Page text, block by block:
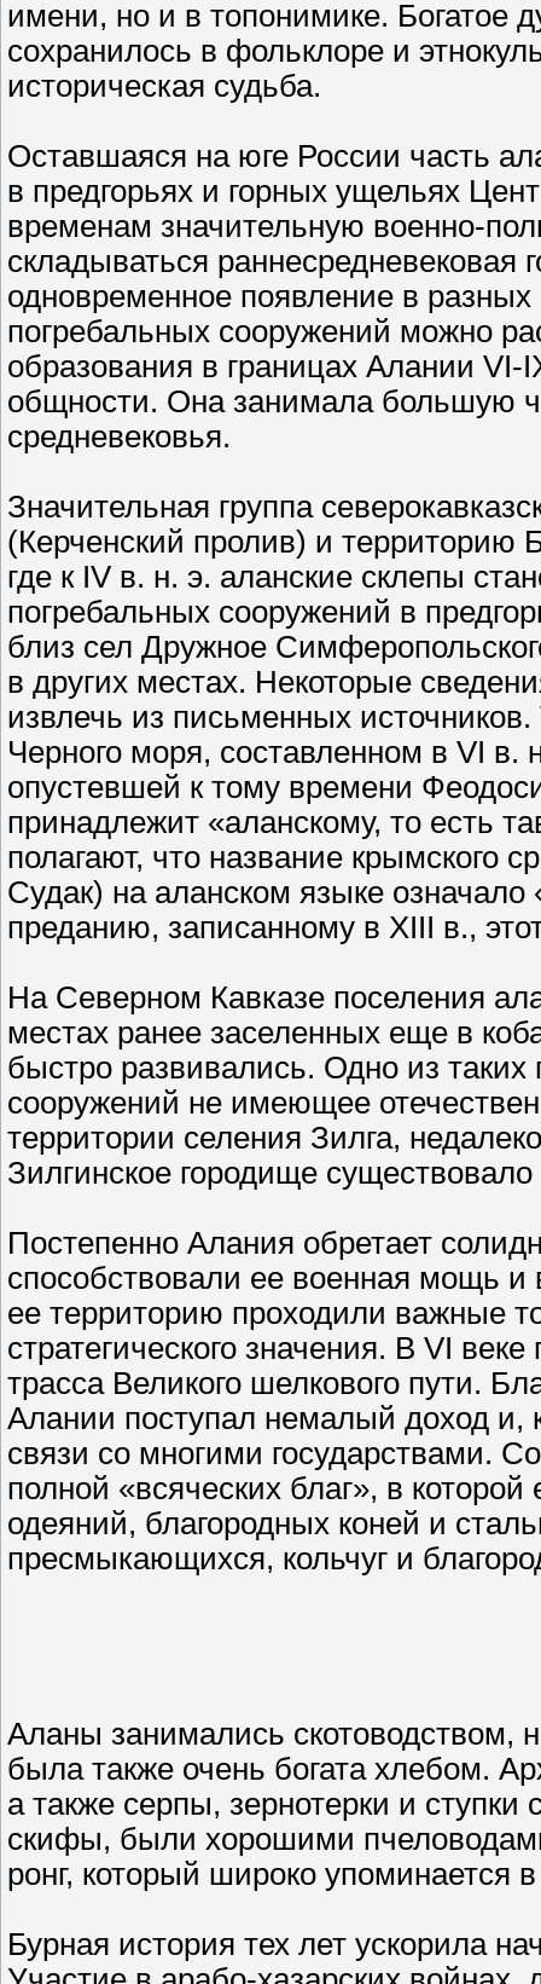
имени, но и в топонимике. Богатое
сохранилось в фольклоре и
историческая судьба.
Оставшаяся на юге России часть
в предгорьях и горных ущельях
временам значительную военно-
складываться раннесредневековая
одновременное появление в
погребальных сооружений можно
образования в границах Алании VI-
общности. Она занимала большую
средневековья.
Значительная группа
(Керченский пролив) и территорию
где к IV в. н. э. аланские склепы
погребальных сооружений в
близ сел Дружное
в других местах. Некоторые
извлечь из письменных
Черного моря, составленном в VI в.
опустевшей к тому времени
принадлежит «аланскому, то есть
полагают, что название крымского
Судак) на аланском языке
преданию, записанному в XIII в.,
На Северном Кавказе поселения
местах ранее заселенных еще в
быстро развивались. Одно из
сооружений не имеющее
территории селения Зилга,
Зилгинское городище
Постепенно Алания обретает
способствовали ее военная мощь и
ее территорию проходили важные
стратегического значения. В VI
трасса Великого шелкового пути.
Алании поступал немалый доход и,
связи со многими государствами.
полной «всяческих благ», в
одеяний, благородных коней и
пресмыкающихся, кольчуг и
Аланы занимались скотоводством,
была также очень богата хлебом.
а также серпы, зернотерки и
скифы, были хорошими
ронг, который широко упоминается
Бурная история тех лет ускорила